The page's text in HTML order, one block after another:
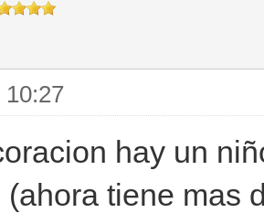
10:27
hay un
(ahora tiene mas